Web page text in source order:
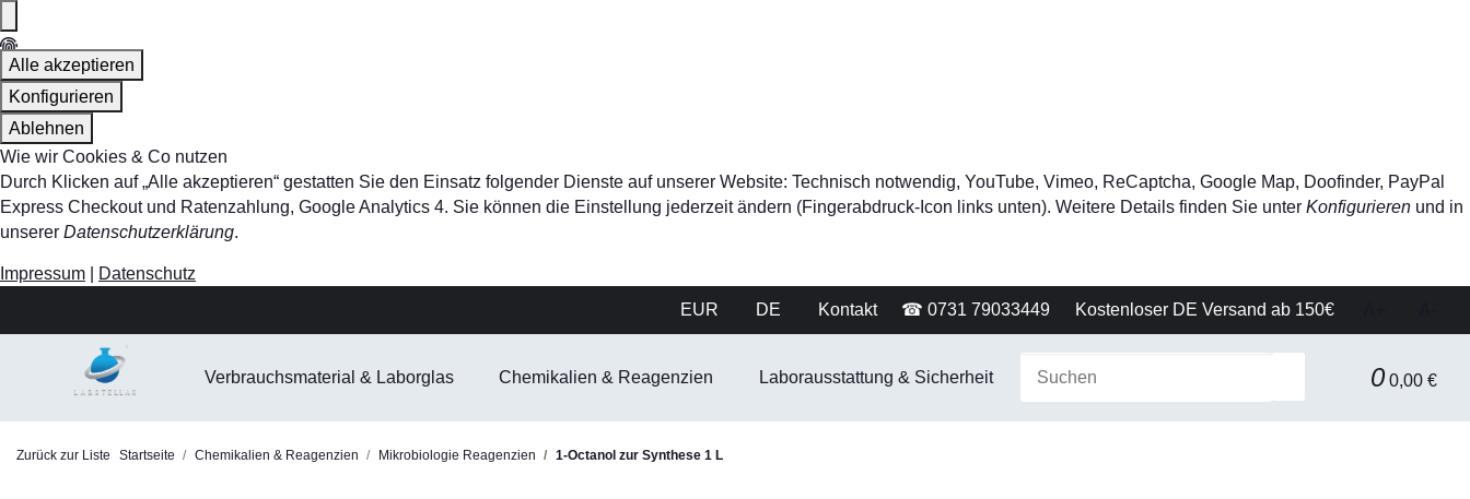
Alle akzeptieren
Konfigurieren
Ablehnen
Wie wir Cookies & Co nutzen
Durch Klicken auf „Alle akzeptieren“ gestatten Sie den Einsatz folgender Dienste auf unserer Website: Technisch notwendig, YouTube, Vimeo, ReCaptcha, Google Map, Doofinder, PayPal
Express Checkout und Ratenzahlung, Google Analytics 4. Sie können die Einstellung jederzeit ändern (Fingerabdruck-Icon links unten). Weitere Details finden Sie unter Konfigurieren und in
unserer Datenschutzerklärung.
Impressum
Datenschutz
EUR
DE Kontakt ☎ 0731 79033449 Kostenloser DE Versand ab 150€
0 0,00 €
Verbrauchsmaterial & Laborglas Chemikalien & Reagenzien Laborausstattung & Sicherheit Gerätetechnik Filtration & Separationstechnik
Zurück zur Liste Startseite Chemikalien & Reagenzien Mikrobiologie Reagenzien 1-Octanol zur Synthese 1 L